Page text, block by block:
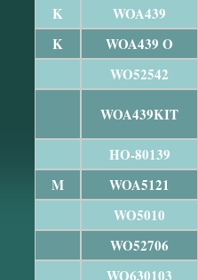
K WOA439
K
WOA439 O
WO52542
WOA439KIT
HO-80139
M
WOA5121
WO5010
WO52706
WO630103